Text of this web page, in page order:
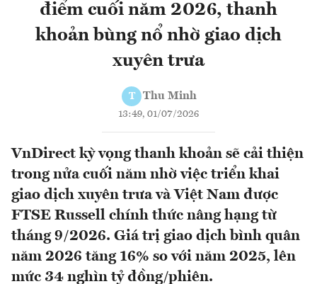
điểm cuối năm 2026, thanh
khoản bùng nổ nhờ giao dịch
xuyên trưa
T Thu Minh
13:49, 01/07/2026
VnDirect kỳ vọng thanh khoản sẽ cải thiện
trong nửa cuối năm nhờ việc triển khai
giao dịch xuyên trưa và Việt Nam được
FTSE Russell chính thức nâng hạng từ
tháng 9/2026. Giá trị giao dịch bình quân
năm 2026 tăng 16% so với năm 2025, lên
mức 34 nghìn tỷ đồng/phiên.